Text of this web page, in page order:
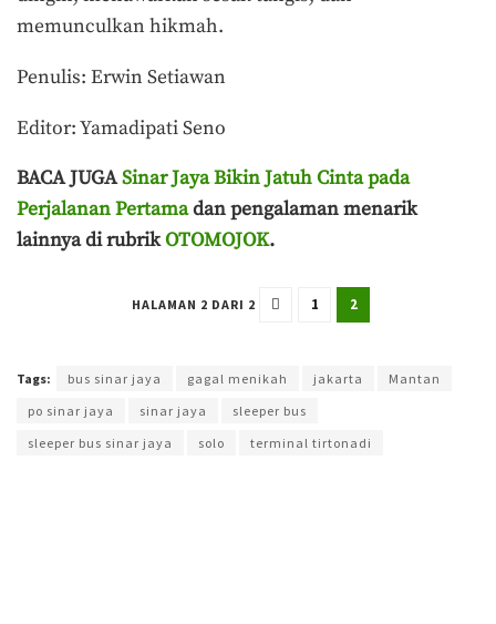
memunculkan hikmah.
Penulis: Erwin Setiawan
Editor: Yamadipati Seno
BACA JUGASinar Jaya Bikin Jatuh Cinta pada
Perjalanan Pertamadan pengalaman menarik
lainnya di rubrikOTOMOJOK.
HALAMAN 2 DARI 2 1 2
Tags: bus sinar jaya gagal menikah jakarta
Mantan
po sinar jaya
sinar jaya
sleeper bus
sleeper bus sinar jaya
solo terminal tirtonadi